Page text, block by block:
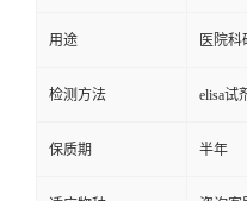
用途 医院科
检测方法 elisa试
保质期 半年